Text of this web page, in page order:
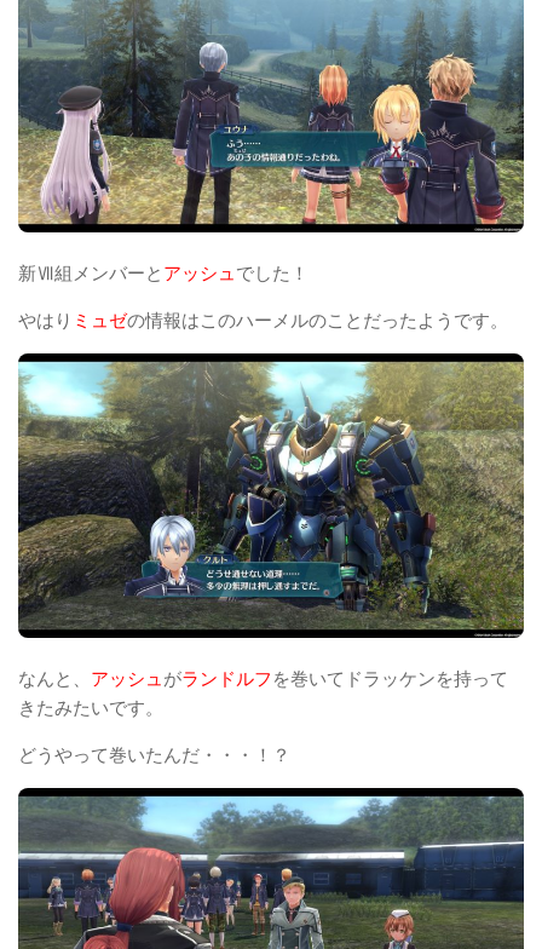
新Ⅶ組メンバーと アッシュ でした！
やはり ミュゼの情報はこのハーメルのことだったようです。
なんと、 アッシュ がランドルフ を巻いてドラッケンを持って
きたみたいです。
どうやって巻いたんだ・・・！？